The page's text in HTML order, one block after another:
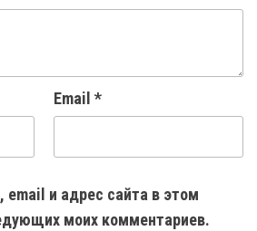
Email *
email и адрес сайта в этом
моих комментариев.